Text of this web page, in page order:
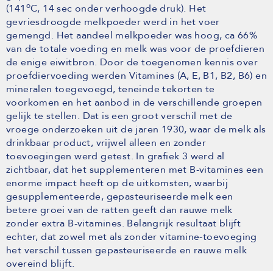
(141 oC, 14 sec onder verhoogde druk). Het
gevriesdroogde melkpoeder werd in het voer
gemengd. Het aandeel melkpoeder was hoog, ca 66%
van de totale voeding en melk was voor de proefdieren
de enige eiwitbron. Door de toegenomen kennis over
proefdiervoeding werden Vitamines (A, E, B1, B2, B6) en
mineralen toegevoegd, teneinde tekorten te
voorkomen en het aanbod in de verschillende groepen
gelijk te stellen. Dat is een groot verschil met de
vroege onderzoeken uit de jaren 1930, waar de melk als
drinkbaar product, vrijwel alleen en zonder
toevoegingen werd getest. In grafiek 3 werd al
zichtbaar, dat het supplementeren met B-vitamines een
enorme impact heeft op de uitkomsten, waarbij
gesupplementeerde, gepasteuriseerde melk een
betere groei van de ratten geeft dan rauwe melk
zonder extra B-vitamines. Belangrijk resultaat blijft
echter, dat zowel met als zonder vitamine-toevoeging
het verschil tussen gepasteuriseerde en rauwe melk
overeind blijft.